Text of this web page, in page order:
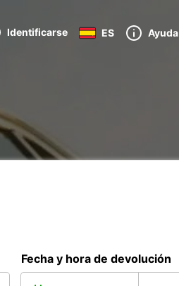
Identificarse ES Ayuda
Fecha y hora de devolución